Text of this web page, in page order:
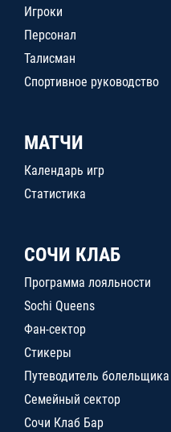
Игроки
Персонал
Талисман
Спортивное руководство
МАТЧИ
Календарь игр
Статистика
СОЧИ КЛАБ
Программа лояльности
Sochi Queens
Фан-сектор
Стикеры
Путеводитель болельщика
Семейный сектор
Сочи Клаб Бар